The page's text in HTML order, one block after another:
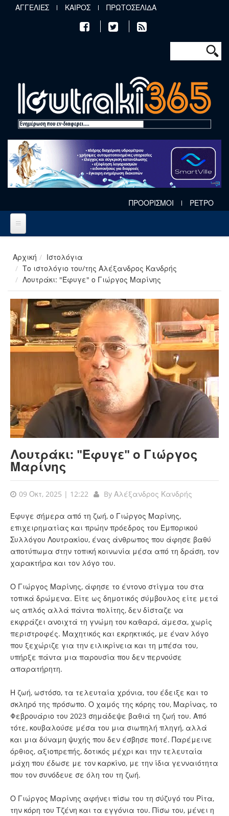
Παράκαμψη προς το κυρίως περιεχόμενο
ΑΓΓΕΛΙΕΣ ΚΑΙΡΟΣ ΠΡΩΤΟΣΕΛΙΔΑ
Φόρμα
Αναζήτηση
ΠΡΟΟΡΙΣΜΟΙ ΡΕΤΡΟ
Αρχική
Ιστολόγια
Το ιστολόγιο του/της Αλέξανδρος Κανδρής
Λουτράκι: "Έφυγε" ο Γιώργος Μαρίνης
Λουτράκι: "Έφυγε" ο Γιώργος
Μαρίνης
09 Οκτ, 2025 | 12:22 By Αλέξανδρος Κανδρής
Έφυγε σήμερα από τη ζωή, ο Γιώργος Μαρίνης,
επιχειρηματίας και πρώην πρόεδρος του Εμπορικού
Συλλόγου Λουτρακίου, ένας άνθρωπος που άφησε βαθύ
αποτύπωμα στην τοπική κοινωνία μέσα από τη δράση, τον
χαρακτήρα και τον λόγο του.
Ο Γιώργος Μαρίνης, άφησε το έντονο στίγμα του στα
τοπικά δρώμενα. Είτε ως δημοτικός σύμβουλος είτε μετά
ως απλός αλλά πάντα πολίτης, δεν δίσταζε να
εκφράζει ανοιχτά τη γνώμη του καθαρά, άμεσα, χωρίς
περιστροφές. Μαχητικός και εκρηκτικός, με έναν λόγο
που ξεχώριζε για την ειλικρίνεια και τη μπέσα του,
υπήρξε πάντα μια παρουσία που δεν περνούσε
απαρατήρητη.
Η ζωή, ωστόσο, τα τελευταία χρόνια, του έδειξε και το
σκληρό της πρόσωπο. Ο χαμός της κόρης του, Μαρίνας, το
Φεβρουάριο του 2023 σημάδεψε βαθιά τη ζωή του. Από
τότε, κουβαλούσε μέσα του μια σιωπηλή πληγή, αλλά
και μια δύναμη ψυχής που δεν έσβησε ποτέ. Παρέμεινε
όρθιος, αξιοπρεπής, δοτικός μέχρι και την τελευταία
μάχη που έδωσε με τον καρκίνο, με την ίδια γενναιότητα
που τον συνόδευε σε όλη του τη ζωή.
Ο Γιώργος Μαρίνης αφήνει πίσω του τη σύζυγό του Ρίτα,
την κόρη του Τζένη και τα εγγόνια του. Πίσω του, μένει η